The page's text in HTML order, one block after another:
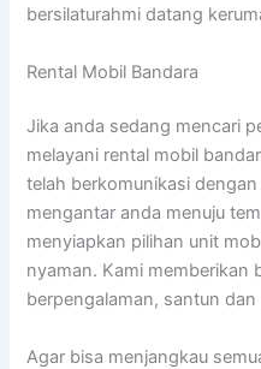
bersilaturahmi datang
Rental Mobil Bandara
Jika anda sedang mencari
melayani rental mobil
telah berkomunikasi
mengantar anda menuju
menyiapkan pilihan unit
nyaman. Kami memberikan
berpengalaman, santun
Agar bisa menjangkau